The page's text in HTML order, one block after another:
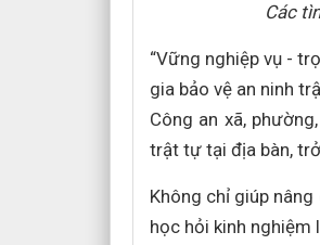
Các
“Vững nghiệp vụ -
gia bảo vệ an ninh
Công an xã,
trật tự tại địa bàn,
Không chỉ giúp
học hỏi kinh nghiệm